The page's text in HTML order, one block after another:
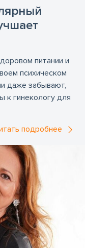
врач
в Риге
терапия
кардиолог
эндекринолог
эндокринолог
в Риге
питании и
психическом
даже забывают,
к гинекологу для
подробнее